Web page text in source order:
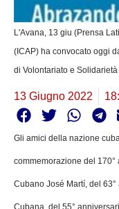
L'Avana, 13 giu (Prensa
(ICAP) ha convocato oggi
di Volontariato e
13 Giugno 2022
Gli amici della nazione
commemorazione del
Cubano José Martí, del
Cubana, del 55°